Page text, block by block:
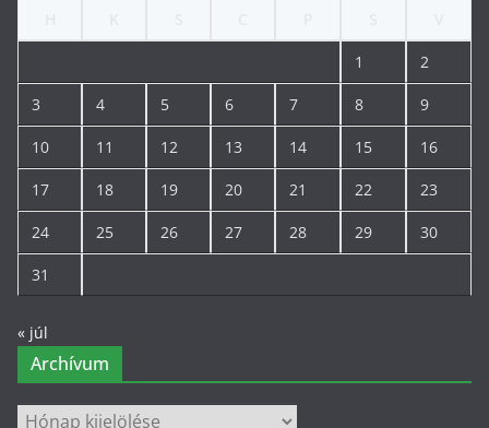
1 2
3 4 5 6 7 8 9
10 11 12 13 14 15 16
17 18 19 20 21 22 23
24 25 26 27 28 29 30
31
« júl
Archívum
Archívum